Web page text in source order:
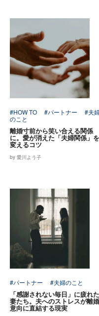
#HOW TO #パートナー
#夫
のこと
離婚寸前から笑い合える関係
に。愛が消えた「夫婦関係」を
変えるコツ
by 愛川よう子
#パートナー #夫婦のこと
「感謝されない毎日」に疲れた
妻たち。夫へのストレスが離婚
意向に直結する現実